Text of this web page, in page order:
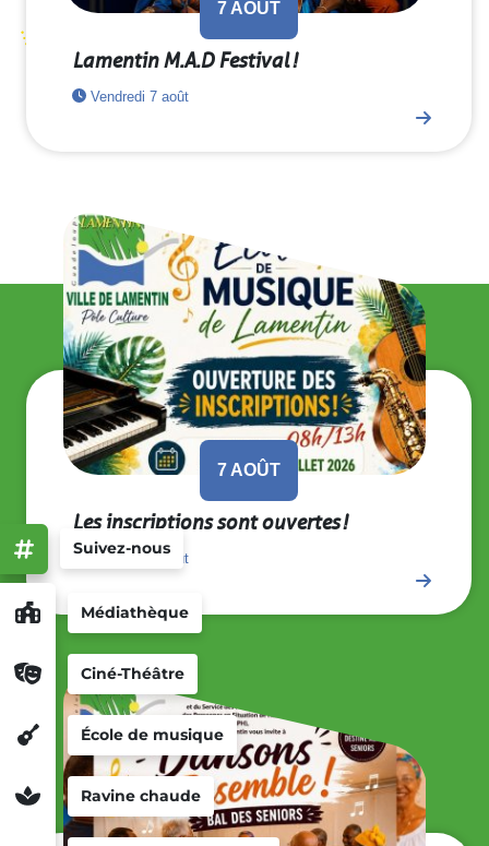
Médiathèque
Ciné-Théâtre
École de musique
Ravine chaude
Suivez-nous
7 AOÛT
Lamentin M.A.D Festival !
Vendredi 7 août
7 AOÛT
Les inscriptions sont ouvertes !
Vendredi 7 août